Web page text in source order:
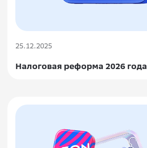
25.12.2025
Налоговая реформа 2026 года